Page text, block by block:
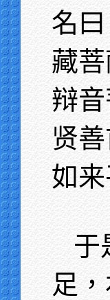
名
藏
辩
贤
如来
于
足